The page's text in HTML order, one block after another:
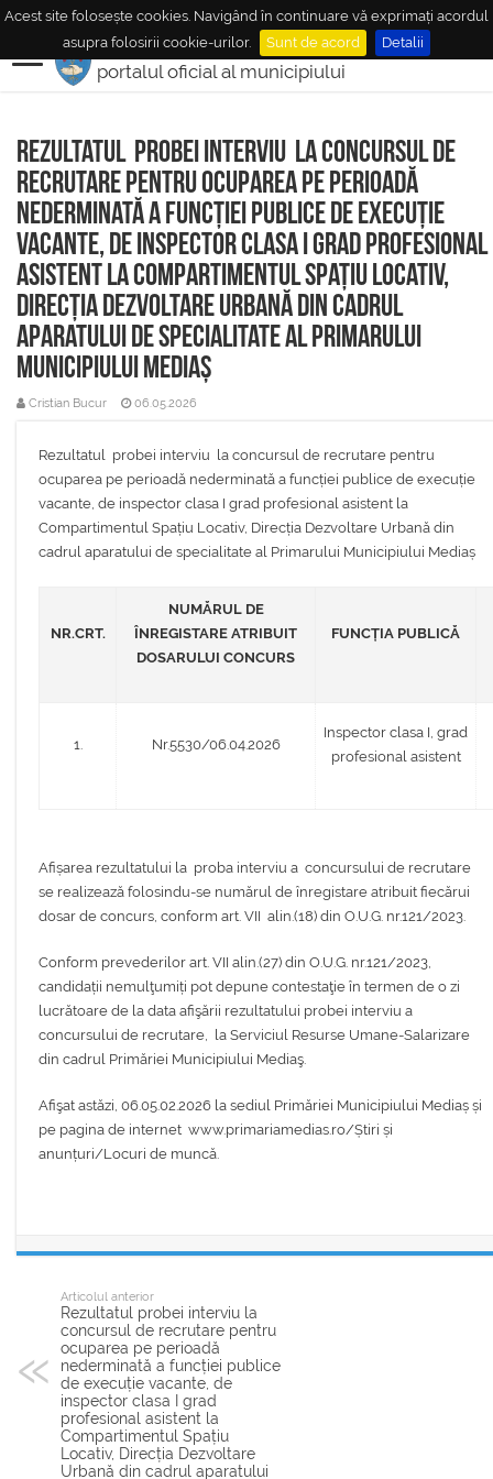
Acest site folosește cookies. Navigând în continuare vă exprimați acordul
asupra folosirii cookie-urilor.
Sunt de acord Detalii
MUNICIPIULMEDIAŞ
portalul oficial al municipiului
Rezultatul probei interviu la concursul de
recrutare pentru ocuparea pe perioadă
nederminată a funcției publice de execuție
vacante, de inspector clasa I grad profesional
asistent la Compartimentul Spațiu Locativ,
Direcția Dezvoltare Urbană din cadrul
aparatului de specialitate al Primarului
Municipiului Mediaș
Cristian Bucur 06.05.2026
Rezultatul probei interviu la concursul de recrutare pentru
ocuparea pe perioadă nederminată a funcției publice de execuție
vacante, de inspector clasa I grad profesional asistent la
Compartimentul Spațiu Locativ, Direcția Dezvoltare Urbană din
cadrul aparatului de specialitate al Primarului Municipiului Mediaș
NR.CRT.
NUMĂRUL DE
ÎNREGISTARE ATRIBUIT
DOSARULUI CONCURS
FUNCȚIA PUBLICĂ
1. Nr.5530/06.04.2026
Inspector clasa I, grad
profesional asistent
Afișarea rezultatului la proba interviu a concursului de recrutare
se realizează folosindu-se numărul de înregistare atribuit fiecărui
dosar de concurs, conform art. VII alin.(18) din O.U.G. nr.121/2023.
Conform prevederilor art. VII alin.(27) din O.U.G. nr.121/2023,
candidații nemulţumiți pot depune contestaţie în termen de o zi
lucrătoare de la data afişării rezultatului probei interviu a
concursului de recrutare, la Serviciul Resurse Umane-Salarizare
din cadrul Primăriei Municipiului Mediaş.
Afişat astăzi, 06.05.02.2026 la sediul Primăriei Municipiului Mediaș și
pe pagina de internet www.primariamedias.ro/Știri și
anunțuri/Locuri de muncă.
Articolul anterior
Rezultatul probei interviu la
concursul de recrutare pentru
ocuparea pe perioadă
nederminată a funcției publice
de execuție vacante, de
inspector clasa I grad
profesional asistent la
Compartimentul Spațiu
Locativ, Direcția Dezvoltare
Urbană din cadrul aparatului